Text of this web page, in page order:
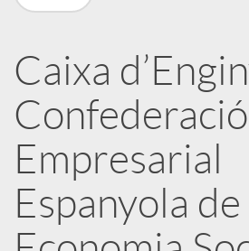
a
r
x
e
Caixa
Confederació
Empresarial
Espanyola de